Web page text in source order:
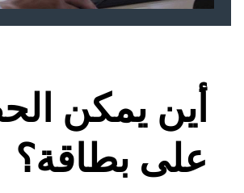
أين يمكن
على بطاقة؟